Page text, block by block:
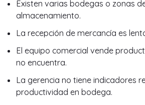
Existen varias bodegas o zonas
almacenamiento.
La recepción de mercancía es
El equipo comercial vende
no encuentra.
La gerencia no tiene indicadores
productividad en bodega.